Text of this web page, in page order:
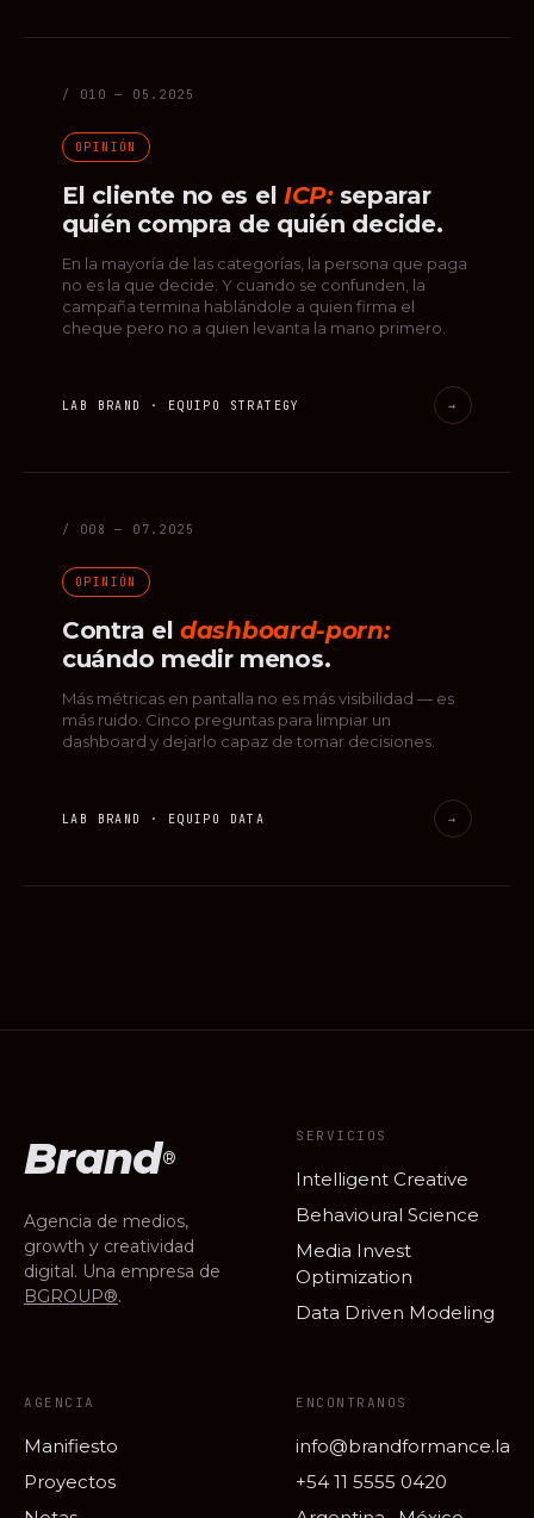
/ 010 — 05.2025
OPINIÓN
El cliente no es el ICP:separar
quién compra de quién decide.
En la mayoría de las categorías, la persona que paga
no es la que decide. Y cuando se confunden, la
campaña termina hablándole a quien firma el
cheque pero no a quien levanta la mano primero.
LAB BRAND · EQUIPO STRATEGY →
/ 008 — 07.2025
OPINIÓN
Contra el dashboard-porn:
cuándo medir menos.
Más métricas en pantalla no es más visibilidad — es
más ruido. Cinco preguntas para limpiar un
dashboard y dejarlo capaz de tomar decisiones.
LAB BRAND · EQUIPO DATA →
Brand®
Agencia de medios,
growth y creatividad
digital. Una empresa de
BGROUP®.
SERVICIOS
Intelligent Creative
Behavioural Science
Media Invest
Optimization
Data Driven Modeling
AGENCIA
Manifiesto
Proyectos
ENCONTRANOS
info@brandformance.la
+54 11 5555 0420